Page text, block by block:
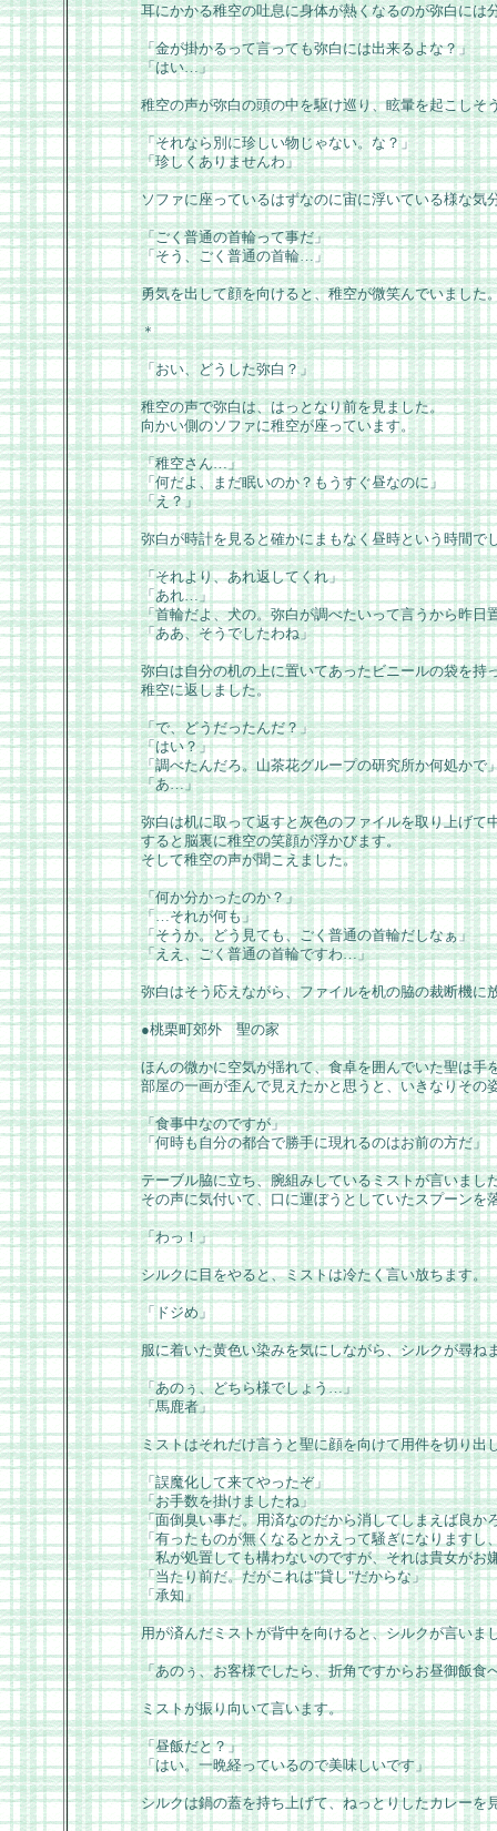
耳にかかる稚空の吐息に身体が熱くなるのが弥白には
「金が掛かるって言っても弥白には出来るよな？」
「はい…」
稚空の声が弥白の頭の中を駆け巡り、眩暈を起こしそ
「それなら別に珍しい物じゃない。な？」
「珍しくありませんわ」
ソファに座っているはずなのに宙に浮いている様な気
「ごく普通の首輪って事だ」
「そう、ごく普通の首輪…」
勇気を出して顔を向けると、稚空が微笑んでいました
＊
「おい、どうした弥白？」
稚空の声で弥白は、はっとなり前を見ました。
向かい側のソファに稚空が座っています。
「稚空さん…」
「何だよ、まだ眠いのか？もうすぐ昼なのに」
「え？」
弥白が時計を見ると確かにまもなく昼時という時間で
「それより、あれ返してくれ」
「あれ…」
「首輪だよ、犬の。弥白が調べたいって言うから昨日
「ああ、そうでしたわね」
弥白は自分の机の上に置いてあったビニールの袋を持
稚空に返しました。
「で、どうだったんだ？」
「はい？」
「調べたんだろ。山茶花グループの研究所か何処かで
「あ…」
弥白は机に取って返すと灰色のファイルを取り上げて
すると脳裏に稚空の笑顔が浮かびます。
そして稚空の声が聞こえました。
「何か分かったのか？」
「…それが何も」
「そうか。どう見ても、ごく普通の首輪だしなぁ」
「ええ、ごく普通の首輪ですわ…」
弥白はそう応えながら、ファイルを机の脇の裁断機に
●桃栗町郊外 聖の家
ほんの微かに空気が揺れて、食卓を囲んでいた聖は手
部屋の一画が歪んで見えたかと思うと、いきなりその
「食事中なのですが」
「何時も自分の都合で勝手に現れるのはお前の方だ」
テーブル脇に立ち、腕組みしているミストが言いまし
その声に気付いて、口に運ぼうとしていたスプーンを
「わっ！」
シルクに目をやると、ミストは冷たく言い放ちます。
「ドジめ」
服に着いた黄色い染みを気にしながら、シルクが尋ね
「あのぅ、どちら様でしょう…」
「馬鹿者」
ミストはそれだけ言うと聖に顔を向けて用件を切り出
「誤魔化して来てやったぞ」
「お手数を掛けましたね」
「面倒臭い事だ。用済なのだから消してしまえば良か
「有ったものが無くなるとかえって騒ぎになりますし
私が処置しても構わないのですが、それは貴女がお
「当たり前だ。だがこれは"貸し"だからな」
「承知」
用が済んだミストが背中を向けると、シルクが言いま
「あのぅ、お客様でしたら、折角ですからお昼御飯食
ミストが振り向いて言います。
「昼飯だと？」
「はい。一晩経っているので美味しいです」
シルクは鍋の蓋を持ち上げて、ねっとりしたカレーを